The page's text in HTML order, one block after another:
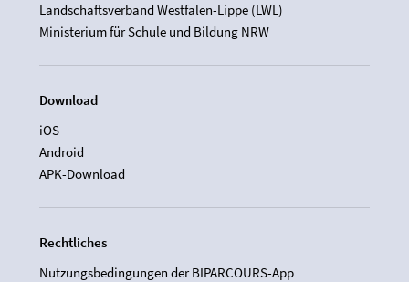
Landschaftsverband Westfalen-Lippe (LWL)
Ministerium für Schule und Bildung NRW
Download
iOS
Android
APK-Download
Rechtliches
Nutzungsbedingungen der BIPARCOURS-App